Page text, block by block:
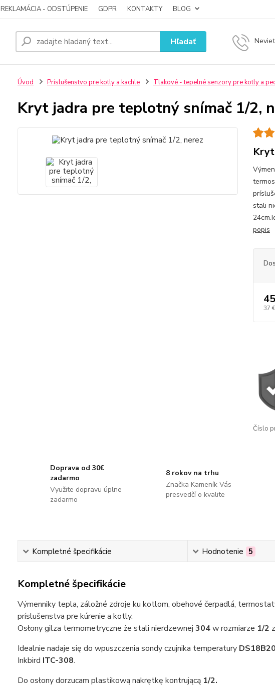
REKLAMÁCIA - ODSTÚPENIE GDPR KONTAKTY BLOG
Hľadať
Úvod Príslušenstvo pre kotly a kachle Tlakové - tepelné senzory pre kotly a
Kryt jadra pre teplotný snímač 1/2,
stali
popis
37 €
Číslo
Doprava od 30€
zadarmo
Využite dopravu úplne
zadarmo
8 rokov na trhu
Značka Kameník Vás
presvedčí o kvalite
Kompletné špecifikácie Hodnotenie 5
Kompletné špecifikácie
Výmenniky tepla, záložné zdroje ku kotlom, obehové čerpadlá,
príslušenstva pre kúrenie a kotly.
Osłony gilza termometryczne że stali nierdzewnej 304w rozmiarze 1/2
Idealnie nadaje się do wpuszczenia sondy czujnika temperatury
Inkbird ITC-308.
Do osłony dorzucam plastikową nakrętkę kontrującą 1/2.